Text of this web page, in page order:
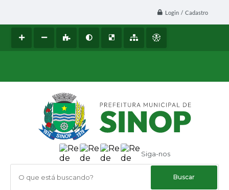
Login / Cadastro
Siga-nos
O que está buscando?